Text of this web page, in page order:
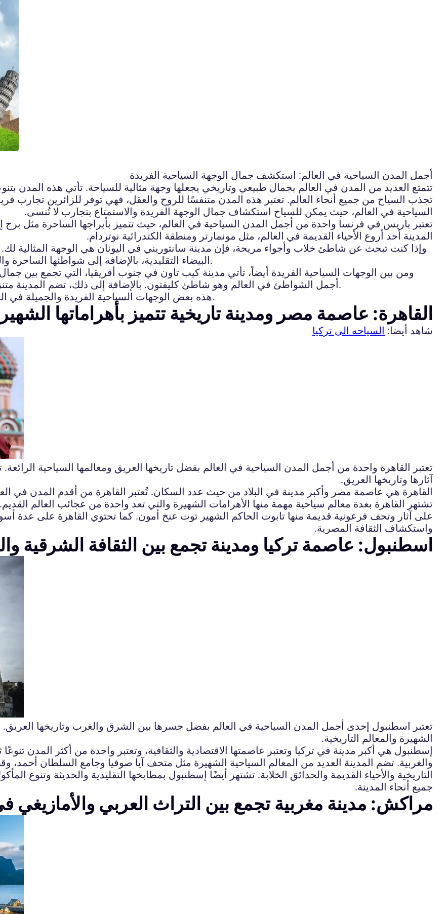
أجمل المدن السياحية في العالم: استكشف جمال الوجهة السياحية الفريدة
تتمتع العديد من المدن في العالم بجمال طبيعي وتاريخي يجعلها وجهة مثالية للسياحة. تأتي هذه المدن
تجذب السياح من جميع أنحاء العالم. تعتبر هذه المدن متنفسًا للروح والعقل، فهي توفر للزائرين
السياحية في العالم، حيث يمكن للسياح استكشاف جمال الوجهة الفريدة والاستمتاع بتجارب لا تُنسى.
تعتبر باريس في فرنسا واحدة من أجمل المدن السياحية في العالم، حيث تتميز بأبراجها الساحرة مثل برج
المدينة أحد أروع الأحياء القديمة في العالم، مثل مونمارتر ومنطقة الكتدرائية نوتردام.
وإذا كنت تبحث عن شاطئ خلاب وأجواء مريحة، فإن مدينة سانتوريني في اليونان هي الوجهة المثالية لك.
البيضاء التقليدية، بالإضافة إلى شواطئها الساحرة والمطاعم ذات إطلالة رائعة على البحر الأبيض المتوسط.
ومن بين الوجهات السياحية الفريدة أيضاً، تأتي مدينة كيب تاون في جنوب أفريقيا، التي تجمع بين
أجمل الشواطئ في العالم وهو شاطئ كليفتون. بالإضافة إلى ذلك، تضم المدينة متنزهات طبيعية وحدائق خلابة تجعلها وجهة سياحية مثالية.
هذه بعض الوجهات السياحية الفريدة والجميلة في العالم التي يمكنك استكشافها والاستمتاع بجمالها الفريد.
القاهرة: عاصمة مصر ومدينة تاريخية تتميز بأهراماتها
شاهد أيضا: السياحه الى تركيا
تعتبر القاهرة واحدة من أجمل المدن السياحية في العالم بفضل تاريخها العريق ومعالمها السياحية
آثارها وتاريخها العريق.
القاهرة هي عاصمة مصر وأكبر مدينة في البلاد من حيث عدد السكان. تُعتبر القاهرة من أقدم المدن في
تشتهر القاهرة بعدة معالم سياحية مهمة منها الأهرامات الشهيرة والتي تعد واحدة من عجائب العالم
على آثار وتحف فرعونية قديمة منها تابوت الحاكم الشهير توت عنخ أمون. كما تحتوي القاهرة على عدة
واستكشاف الثقافة المصرية.
اسطنبول: عاصمة تركيا ومدينة تجمع بين الثقافة الشرقية
تعتبر اسطنبول إحدى أجمل المدن السياحية في العالم بفضل جسرها بين الشرق والغرب وتاريخها العريق.
الشهيرة والمعالم التاريخية.
إسطنبول هي أكبر مدينة في تركيا وتعتبر عاصمتها الاقتصادية والثقافية، وتعتبر واحدة من أكثر المدن
والغربية. تضم المدينة العديد من المعالم السياحية الشهيرة مثل متحف آيا صوفيا وجامع السلطان
التاريخية والأحياء القديمة والحدائق الخلابة. تشتهر أيضًا إسطنبول بمطابخها التقليدية والحديثة وتنوع
جميع أنحاء المدينة.
مراكش: مدينة مغربية تجمع بين التراث العربي والأمازيغي